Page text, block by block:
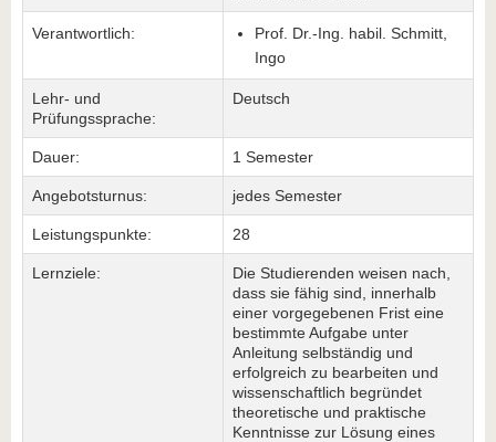
Verantwortlich:
Prof. Dr.-Ing. habil. Schmitt,
Ingo
Lehr- und
Prüfungssprache:
Deutsch
Dauer: 1 Semester
Angebotsturnus: jedes Semester
Leistungspunkte: 28
Lernziele:
Die Studierenden weisen nach,
dass sie fähig sind, innerhalb
einer vorgegebenen Frist eine
bestimmte Aufgabe unter
Anleitung selbständig und
erfolgreich zu bearbeiten und
wissenschaftlich begründet
theoretische und praktische
Kenntnisse zur Lösung eines